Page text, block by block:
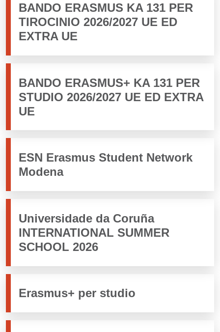
BANDO ERASMUS KA 131 PER
TIROCINIO 2026/2027 UE ED
EXTRA UE
BANDO ERASMUS+ KA 131 PER
STUDIO 2026/2027 UE ED EXTRA
UE
ESN Erasmus Student Network
Modena
Universidade da Coruña
INTERNATIONAL SUMMER
SCHOOL 2026
Erasmus+ per studio